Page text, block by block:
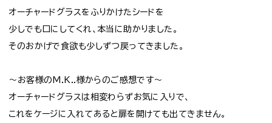
オーチャードグラスをふりかけたシードを
少しでも口にしてくれ、本当に助かりました。
そのおかげで食欲も少しずつ戻ってきました。
～お客様のM.K..様からのご感想です～
オーチャードグラスは相変わらずお気に入りで、
これをケージに入れてあると扉を開けても出てきません。